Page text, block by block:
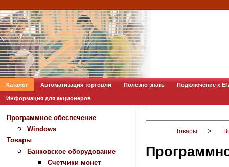
Каталог Автоматизация торговли Полезно знать Подключение к
Информация для акционеров
Программное обеспечение
Windows
Товары
Банковское оборудование
Счетчики монет
Товары >